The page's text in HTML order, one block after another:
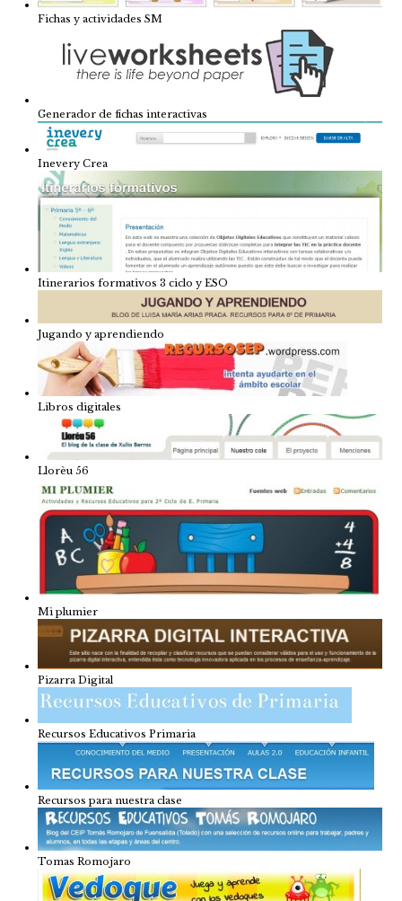
Fichas y actividades SM
Generador de fichas interactivas
Inevery Crea
Itinerarios formativos 3 ciclo y ESO
Jugando y aprendiendo
Libros digitales
Llorèu 56
Mi plumier
Pizarra Digital
Recursos Educativos Primaria
Recursos para nuestra clase
Tomas Romojaro